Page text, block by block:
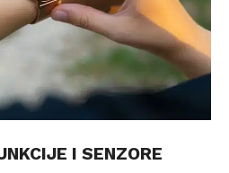
I SENZORE